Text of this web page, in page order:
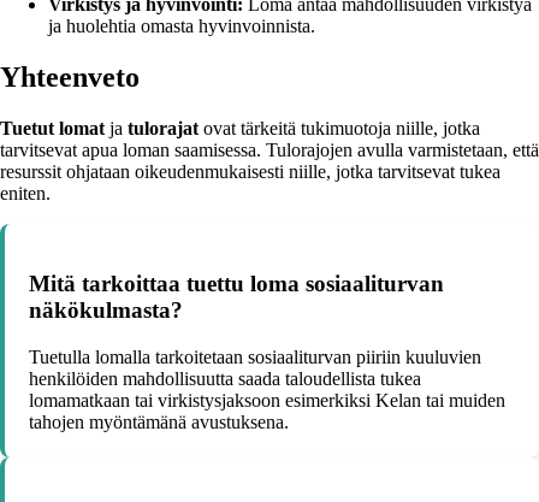
Virkistys ja hyvinvointi: Loma antaa mahdollisuuden virkistyä
ja huolehtia omasta hyvinvoinnista.
Yhteenveto
Tuetut lomat ja tulorajat ovat tärkeitä tukimuotoja niille, jotka
tarvitsevat apua loman saamisessa. Tulorajojen avulla varmistetaan, että
resurssit ohjataan oikeudenmukaisesti niille, jotka tarvitsevat tukea
eniten.
Mitä tarkoittaa tuettu loma sosiaaliturvan
näkökulmasta?
Tuetulla lomalla tarkoitetaan sosiaaliturvan piiriin kuuluvien
henkilöiden mahdollisuutta saada taloudellista tukea
lomamatkaan tai virkistysjaksoon esimerkiksi Kelan tai muiden
tahojen myöntämänä avustuksena.